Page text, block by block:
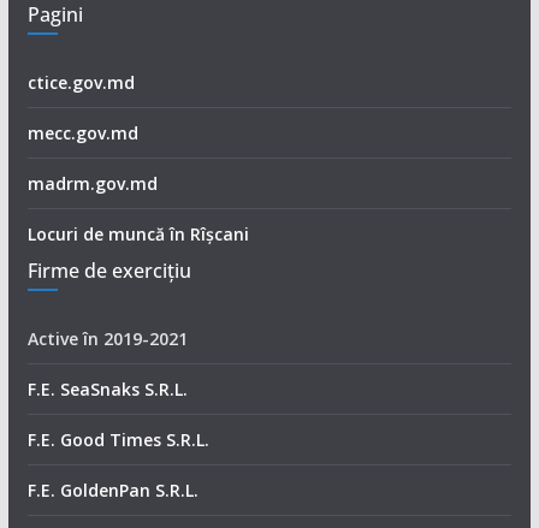
Pagini
ctice.gov.md
mecc.gov.md
madrm.gov.md
Locuri de muncă în Rîșcani
Firme de exerciţiu
Active în 2019-2021
F.E. SeaSnaks S.R.L.
F.E. Good Times S.R.L.
F.E. GoldenPan S.R.L.